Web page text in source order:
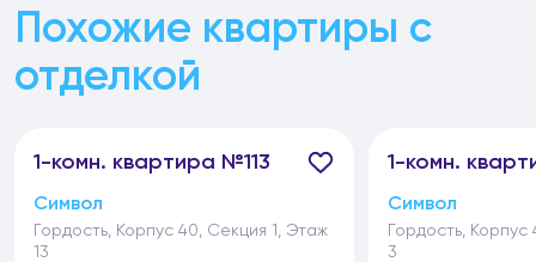
Похожие квартиры с
отделкой
1-комн. квартира №113
Символ
Гордость, Корпус 40, Секция 1, Этаж
13
1-комн.
Символ
Гордость,
3